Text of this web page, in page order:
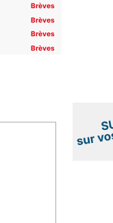
Brèves
Brèves
Brèves
Brèves